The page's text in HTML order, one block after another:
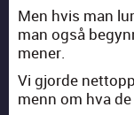
Men hvis man
man også
men­er.
Vi gjorde
menn om hva